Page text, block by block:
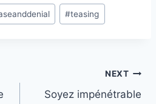
#teasing
NEXT
Soyez impénétrable